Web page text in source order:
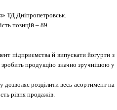
ТД Дніпропетровськ.
позицій – 89.
підприємства й випускати йогурти з
зробить продукцію значно зручнішою у
дозволяє розділити весь асортимент на
рівня продажів.